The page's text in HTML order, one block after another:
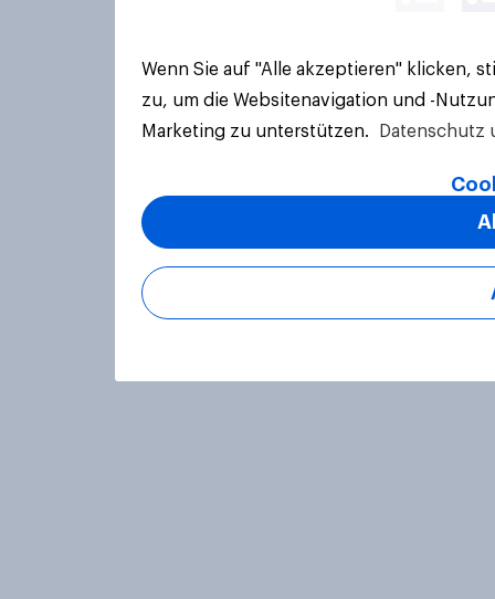
Wenn Sie auf "Alle akzeptieren" klicken,
zu, um die Websitenavigation und -
Marketing zu unterstützen.
Datenschutz